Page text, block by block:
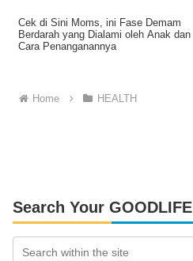
Cek di Sini Moms, ini Fase Demam
Berdarah yang Dialami oleh Anak dan
Cara Penanganannya
Home HEALTH
Search Your GOODLIFE